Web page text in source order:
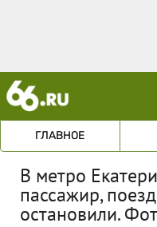
ГЛАВНОЕ
В метро
пассажир,
остановили.